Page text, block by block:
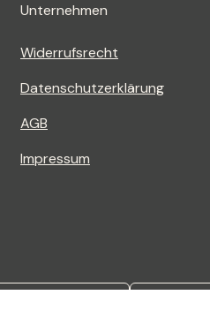
Unternehmen
Widerrufsrecht
Datenschutzerklärung
AGB
Impressum